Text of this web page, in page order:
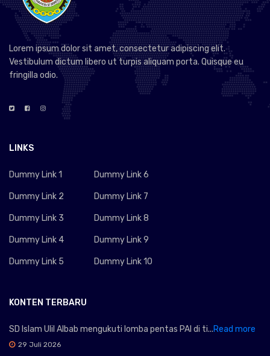
Lorem ipsum dolor sit amet, consectetur adipiscing elit.
Vestibulum dictum libero ut turpis aliquam porta. Quisque eu
fringilla odio.
LINKS
Dummy Link 1
Dummy Link 2
Dummy Link 3
Dummy Link 4
Dummy Link 5
Dummy Link 6
Dummy Link 7
Dummy Link 8
Dummy Link 9
Dummy Link 10
KONTEN TERBARU
SD Islam Ulil Albab mengukuti lomba pentas PAI di ti...Read more
29 Juli 2026